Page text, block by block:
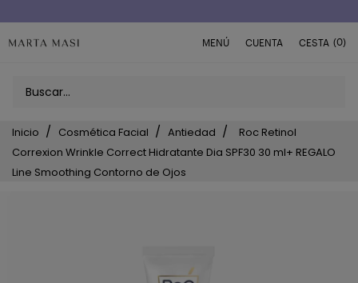
MENÚ CUENTA CESTA (0)
Inicio Cosmética Facial Antiedad
Roc Retinol
Correxion Wrinkle Correct Hidratante Dia SPF30 30 ml+ REGALO
Line Smoothing Contorno de Ojos